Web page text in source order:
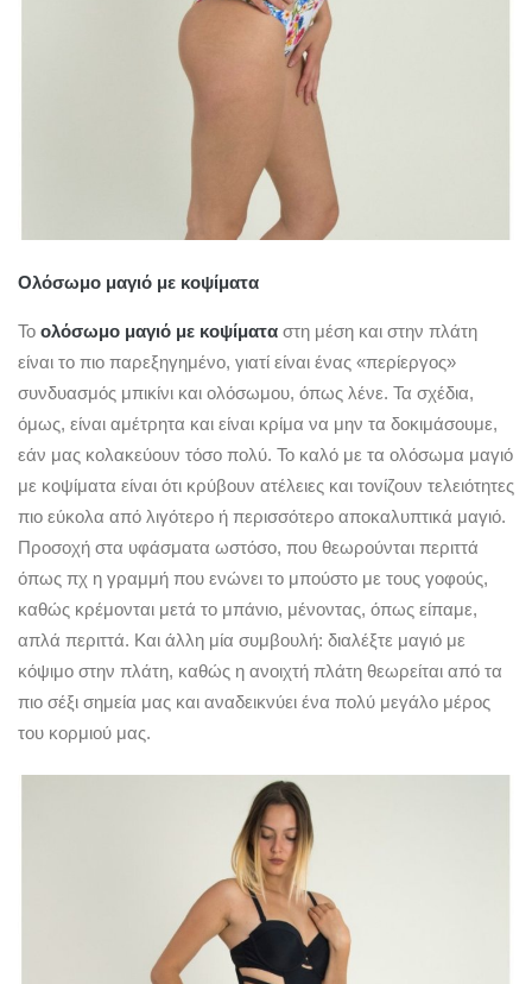
Ολόσωμο μαγιό με κοψίματα
Το ολόσωμο μαγιό με κοψίματα στη μέση και στην πλάτη
είναι το πιο παρεξηγημένο, γιατί είναι ένας «περίεργος»
συνδυασμός μπικίνι και ολόσωμου, όπως λένε. Τα σχέδια,
όμως, είναι αμέτρητα και είναι κρίμα να μην τα δοκιμάσουμε,
εάν μας κολακεύουν τόσο πολύ. Το καλό με τα ολόσωμα μαγιό
με κοψίματα είναι ότι κρύβουν ατέλειες και τονίζουν τελειότητες
πιο εύκολα από λιγότερο ή περισσότερο αποκαλυπτικά μαγιό.
Προσοχή στα υφάσματα ωστόσο, που θεωρούνται περιττά
όπως πχ η γραμμή που ενώνει το μπούστο με τους γοφούς,
καθώς κρέμονται μετά το μπάνιο, μένοντας, όπως είπαμε,
απλά περιττά. Και άλλη μία συμβουλή: διαλέξτε μαγιό με
κόψιμο στην πλάτη, καθώς η ανοιχτή πλάτη θεωρείται από τα
πιο σέξι σημεία μας και αναδεικνύει ένα πολύ μεγάλο μέρος
του κορμιού μας.